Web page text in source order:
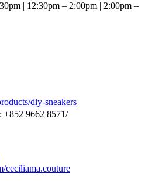
| 12:30pm – 2:00pm | 2:00pm –
diy-sneakers
+852 9662 8571/
ceciliama.couture